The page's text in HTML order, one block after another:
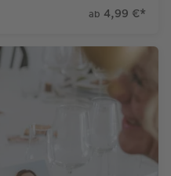
ab 4,99 €*